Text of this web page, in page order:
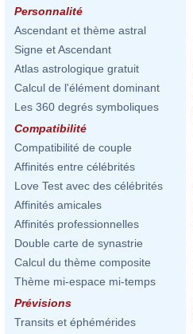
Personnalité
Ascendant et thème astral
Signe et Ascendant
Atlas astrologique gratuit
Calcul de l'élément dominant
Les 360 degrés symboliques
Compatibilité
Compatibilité de couple
Affinités entre célébrités
Love Test avec des célébrités
Affinités amicales
Affinités professionnelles
Double carte de synastrie
Calcul du thème composite
Thème mi-espace mi-temps
Prévisions
Transits et éphémérides